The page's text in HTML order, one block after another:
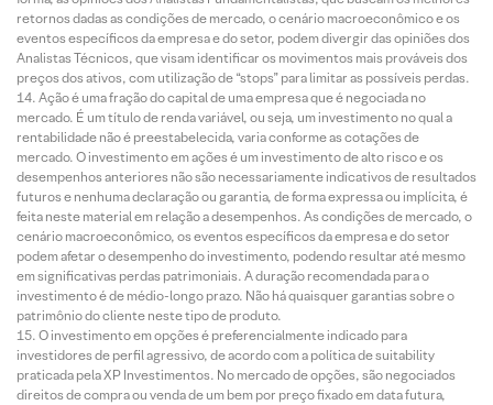
retornos dadas as condições de mercado, o cenário macroeconômico e os
eventos específicos da empresa e do setor, podem divergir das opiniões dos
Analistas Técnicos, que visam identificar os movimentos mais prováveis dos
preços dos ativos, com utilização de “stops” para limitar as possíveis perdas.
Ação é uma fração do capital de uma empresa que é negociada no
mercado. É um título de renda variável, ou seja, um investimento no qual a
rentabilidade não é preestabelecida, varia conforme as cotações de
mercado. O investimento em ações é um investimento de alto risco e os
desempenhos anteriores não são necessariamente indicativos de resultados
futuros e nenhuma declaração ou garantia, de forma expressa ou implícita, é
feita neste material em relação a desempenhos. As condições de mercado, o
cenário macroeconômico, os eventos específicos da empresa e do setor
podem afetar o desempenho do investimento, podendo resultar até mesmo
em significativas perdas patrimoniais. A duração recomendada para o
investimento é de médio-longo prazo. Não há quaisquer garantias sobre o
patrimônio do cliente neste tipo de produto.
O investimento em opções é preferencialmente indicado para
investidores de perfil agressivo, de acordo com a política de suitability
praticada pela XP Investimentos. No mercado de opções, são negociados
direitos de compra ou venda de um bem por preço fixado em data futura,